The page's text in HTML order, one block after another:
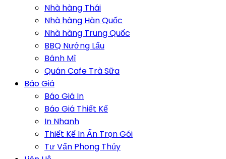
Nhà hàng Thái
Nhà hàng Hàn Quốc
Nhà hàng Trung Quốc
BBQ Nướng Lẩu
Bánh Mì
Quán Cafe Trà Sữa
Báo Giá
Báo Giá In
Báo Giá Thiết Kế
In Nhanh
Thiết Kế In Ấn Trọn Gói
Tư Vấn Phong Thủy